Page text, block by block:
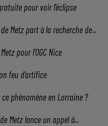
pour voir l’éclipse
Metz part à la recherche de...
pour l'OGC Nice
feu d’artifice
phénomène en Lorraine ?
Metz lance un appel à...